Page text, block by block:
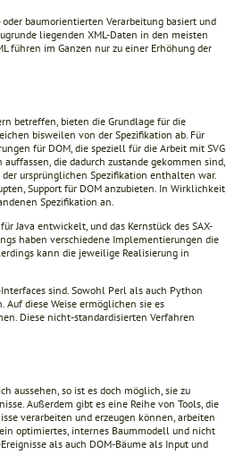
baumorientierten Verarbeitung basiert und
liegenden XML-Daten in den meisten
führen im Ganzen nur zu einer Erhöhung der
betreffen, bieten die Grundlage für die
bisweilen von der Spezifikation ab. Für
für DOM, die speziell für die Arbeit mit SVG
die dadurch zustande gekommen sind,
ursprünglichen Spezifikation enthalten war.
Support für DOM anzubieten. In Wirklichkeit
Spezifikation an.
Java entwickelt, und das Kernstück des SAX-
haben verschiedene Implementierungen die
kann die jeweilige Realisierung in
sind. Sowohl Perl als auch Python
diese Weise ermöglichen sie es
Diese nicht-standardisierten Verfahren
aussehen, so ist es doch möglich, sie zu
Außerdem gibt es eine Reihe von Tools, die
verarbeiten und erzeugen können, arbeiten
optimiertes, internes Baummodell und nicht
als auch DOM-Bäume als Input und